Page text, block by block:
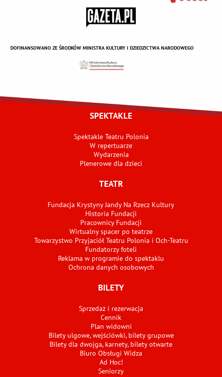
DOFINANSOWANO ZE ŚRODKÓW MINISTRA KULTURY I DZIEDZICTWA NARODOWEGO
SPEKTAKLE
Spektakle Teatru Polonia
W repertuarze
Wydarzenia
Plenerowe dla dzieci
TEATR
Fundacja Krystyny Jandy Na Rzecz Kultury
Historia Fundacji
Pracownicy Fundacji
Wirtualny spacer po teatrze
Towarzystwo Przyjaciół Teatru Polonia i Och-Teatru
Fundatorzy foteli
Reklama w programie do spektaklu
Ochrona danych osobowych
BILETY
Sprzedaż i rezerwacja
Cennik
Plan widowni
Bilety ulgowe, wejściówki, bilety grupowe
Bilety dla dwojga, karnety, bilety otwarte
Biuro Obsługi Widza
Ad Hoc!
Seniorzy